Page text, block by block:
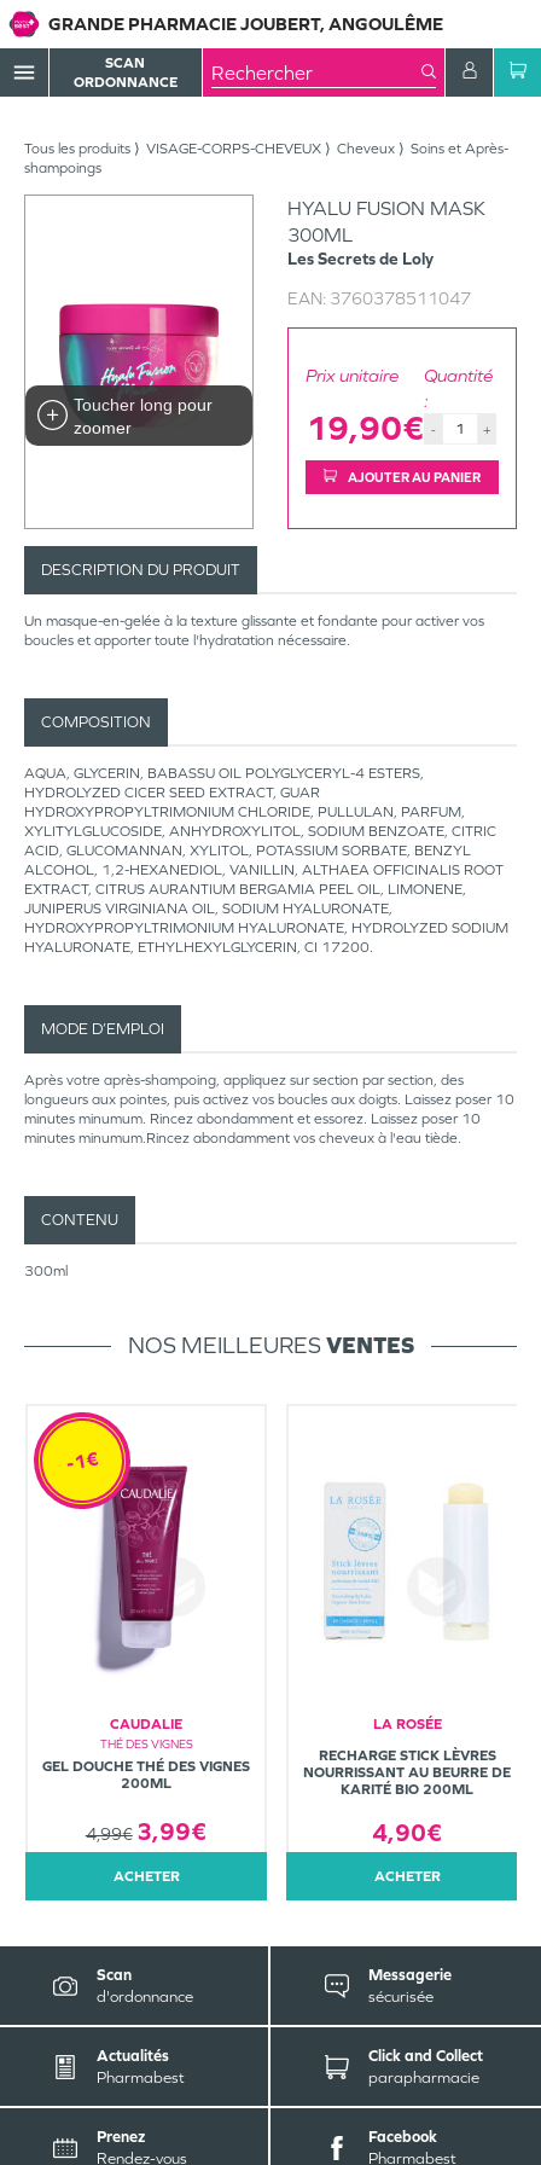
GRANDE PHARMACIE JOUBERT, ANGOULÊME
menu
SCAN
ORDONNANCE
Tous les produits VISAGE-CORPS-CHEVEUX Cheveux
Soins et Après-
shampoings
Toucher long pour
zoomer
HYALU FUSION MASK
300ML
Les Secrets de Loly
EAN: 3760378511047
Prix unitaire
19,90€
Quantité
:
- +
AJOUTER AU PANIER
DESCRIPTION DU PRODUIT
Un masque-en-gelée à la texture glissante et fondante pour activer vos
boucles et apporter toute l'hydratation nécessaire.
COMPOSITION
AQUA, GLYCERIN, BABASSU OIL POLYGLYCERYL-4 ESTERS,
HYDROLYZED CICER SEED EXTRACT, GUAR
HYDROXYPROPYLTRIMONIUM CHLORIDE, PULLULAN, PARFUM,
XYLITYLGLUCOSIDE, ANHYDROXYLITOL, SODIUM BENZOATE, CITRIC
ACID, GLUCOMANNAN, XYLITOL, POTASSIUM SORBATE, BENZYL
ALCOHOL, 1,2-HEXANEDIOL, VANILLIN, ALTHAEA OFFICINALIS ROOT
EXTRACT, CITRUS AURANTIUM BERGAMIA PEEL OIL, LIMONENE,
JUNIPERUS VIRGINIANA OIL, SODIUM HYALURONATE,
HYDROXYPROPYLTRIMONIUM HYALURONATE, HYDROLYZED SODIUM
HYALURONATE, ETHYLHEXYLGLYCERIN, CI 17200.
MODE D’EMPLOI
Après votre après-shampoing, appliquez sur section par section, des
longueurs aux pointes, puis activez vos boucles aux doigts. Laissez poser 10
minutes minumum. Rincez abondamment et essorez. Laissez poser 10
minutes minumum.Rincez abondamment vos cheveux à l'eau tiède.
CONTENU
300ml
NOS MEILLEURESVENTES
CAUDALIE
THÉ DES VIGNES
GEL DOUCHE THÉ DES VIGNES
200ML
4,99€ 3,99€
-1€
ACHETER
LA ROSÉE
RECHARGE STICK LÈVRES
NOURRISSANT AU BEURRE DE
KARITÉ BIO 200ML
4,90€
ACHETER
Scan
d'ordonnance
Messagerie
sécurisée
Actualités
Pharmabest
Click and Collect
parapharmacie
Prenez
Rendez-vous
Facebook
Pharmabest